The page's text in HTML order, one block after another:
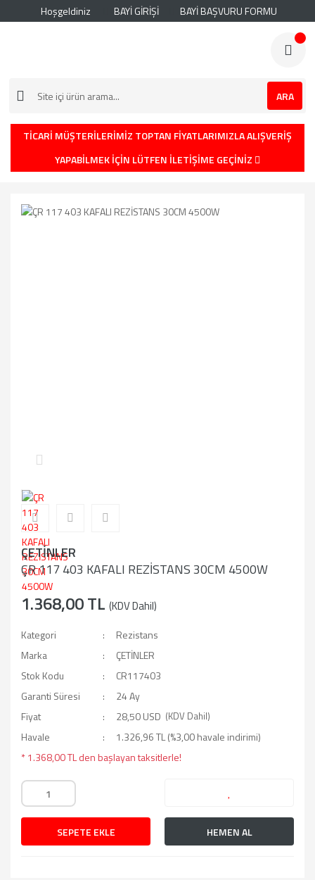
Hoşgeldiniz BAYİ GİRİŞİ BAYİ BAŞVURU FORMU
ARA
TİCARİ MÜŞTERİLERİMİZ TOPTAN FİYATLARIMIZLA ALIŞVERİŞ
YAPABİLMEK İÇİN LÜTFEN İLETİŞİME GEÇİNİZ
ÇETİNLER
ÇR 117 403 KAFALI REZİSTANS 30CM 4500W
1.368,00 TL (KDV Dahil)
Kategori
Rezistans
Marka
ÇETİNLER
Stok Kodu
CR117403
Garanti Süresi
24 Ay
Fiyat
28,50 USD (KDV Dahil)
Havale
1.326,96 TL (%3,00 havale indirimi)
* 1.368,00 TL den başlayan taksitlerle!
SEPETE EKLE HEMEN AL